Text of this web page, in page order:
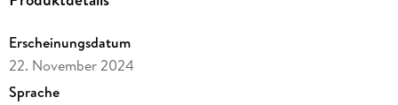
Terrorvereinigung gerätst? Genau das passiert der 32-
Bonn. Ehe sie sich versieht, findet sie sich inmitten von
Geheimdiensten, gefährlichen Terroristen und Kriminellen
wieder und muss um ihr Leben fürchten. Und als wäre das
Erscheinungsdatum
22. November 2024
Sprache